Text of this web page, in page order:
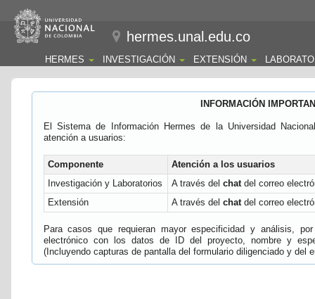
hermes.unal.edu.co
HERMES INVESTIGACIÓN EXTENSIÓN
INFORMACIÓN
El Sistema de Información Hermes de la Universidad
atención a usuarios:
Componente
Atención a los usuarios
Investigación y Laboratorios
A través del chatdel correo
Extensión
A través del chatdel correo
Para casos que requieran mayor especificidad y análisis,
electrónico con los datos de ID del proyecto, nombre y
(Incluyendo capturas de pantalla del formulario diligenciado y del